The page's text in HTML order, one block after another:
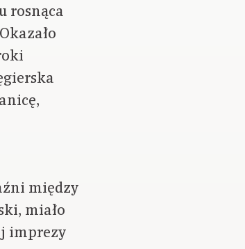
rosnąca
między
miało
imprezy